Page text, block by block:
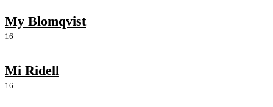
My Blomqvist
16
Mi Ridell
16